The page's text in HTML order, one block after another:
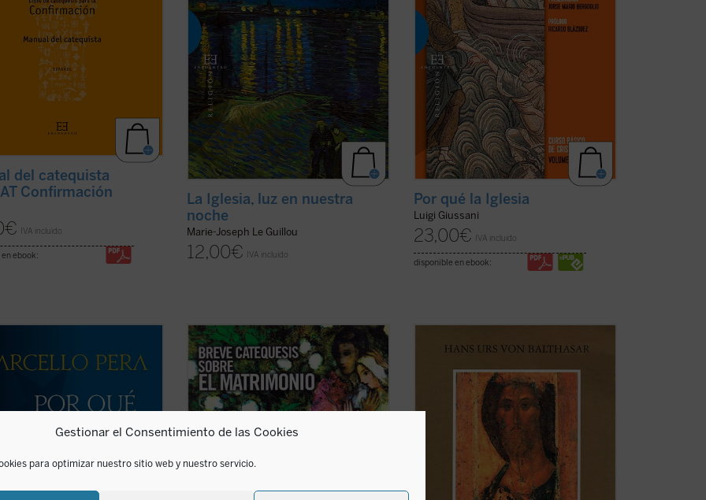
Gestionar el Consentimiento de las Cookies
para optimizar nuestro sitio web y nuestro servicio.
del catequista
Confirmación
€ IVA incluido
ebook:
La Iglesia, luz en nuestra
noche
Marie-Joseph Le Guillou
12,00€ IVA incluido
Por qué la Iglesia
Luigi Giussani
23,00€ IVA incluido
disponible en ebook:
Hoy somos liberales y, por
para justificar nuestros
y libertades fundamentales.
considerar las ...(ver ficha)
«¿Qué implica existencialmente el hecho
de que una mujer y un hombre quieran
que su matrimonio sea bendecido por
Cristo y se convierta por tanto en un
sacramento? Implica que la unidad de
función del Reino de ...(ver ficha)
Lo que este libro quiere ser : «nada más
fundamentos y trasfondos de la
contemplación de los Ejercicios sobre "El
llamamiento del Rey temporal" (
91), sobre la respuesta que deberán ...